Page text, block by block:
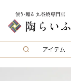
アイテム